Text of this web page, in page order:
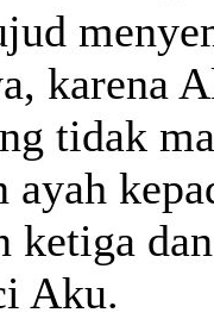
karena
tidak
ayah
ketiga
Aku.